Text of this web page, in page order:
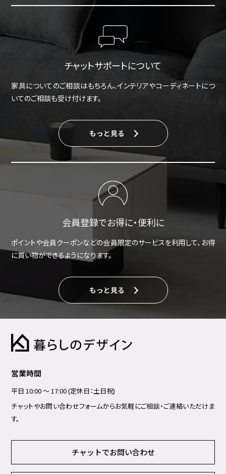
チャットサポートについて
家具についてのご相談はもちろん、インテリアやコーディネートにつ
いてのご相談も受け付けます。
もっと見る
会員登録でお得に・便利に
ポイントや会員クーポンなどの会員限定のサービスを利用して、お得
に買い物ができるようになります。
もっと見る
営業時間
平日 10:00 ～ 17:00 (定休日：土日祝)
チャットやお問い合わせフォームからお気軽にご相談・ご連絡いただけま
す。
チャットでお問い合わせ